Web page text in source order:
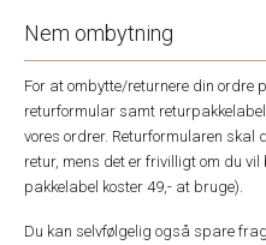
Nem ombytning
For at ombytte/returnere din ordre
returformular samt
vores ordrer. Returformularen skal
retur, mens det er frivilligt om du
pakkelabel koster 49,- at bruge).
Du kan selvfølgelig også spare